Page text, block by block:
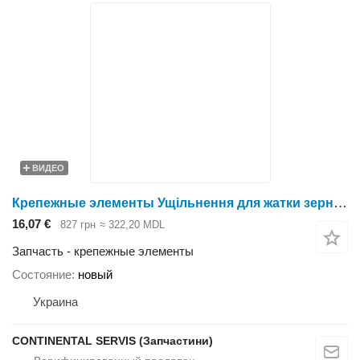
ВИДЕО
Крепежные элементы Ущільнення для жатки зерновой Holmer
16,07 € 827 грн ≈ 322,20 MDL
Запчасть - крепежные элементы
Состояние новый
Украина
CONTINENTAL SERVIS (Запчастини)